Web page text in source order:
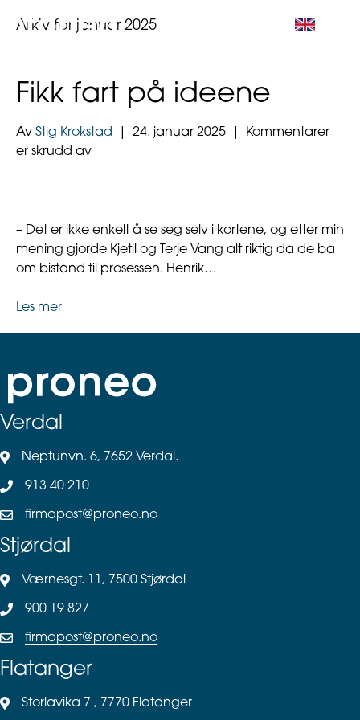
Arkiv for januar 2025
Fikk fart på ideene
Av Stig Krokstad 24. januar 2025
Kommentarer
er skrudd avfor
ideene
– Det er ikke enkelt å se seg selv i kortene, og etter min
mening gjorde Kjetil og Terje Vang alt riktig da de ba
om bistand til prosessen. Henrik…
Les mer
Verdal
Neptunvn. 6, 7652 Verdal.
913 40 210
firmapost@proneo.no
Stjørdal
Værnesgt. 11, 7500 Stjørdal
900 19 827
firmapost@proneo.no
Flatanger
Storlavika 7 , 7770 Flatanger